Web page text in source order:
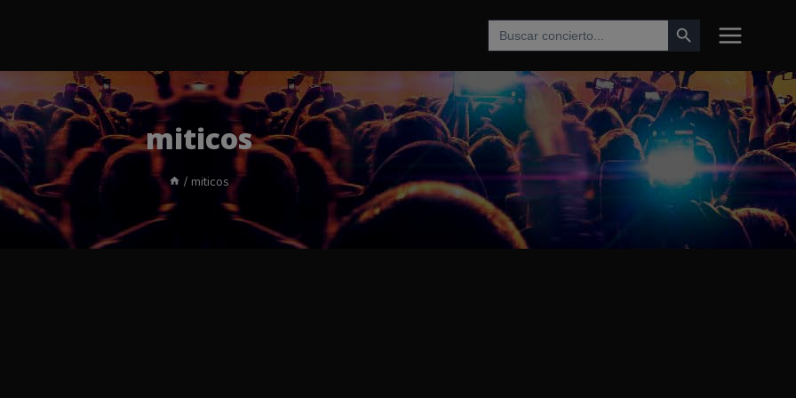
Buscar: Botón de búsqueda
miticos
/ miticos